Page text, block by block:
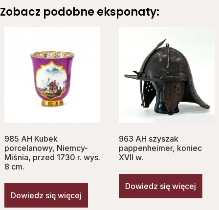
Zobacz podobne eksponaty:
985 AH Kubek
porcelanowy, Niemcy-
Miśnia, przed 1730 r. wys.
8 cm.
Dowiedz się więcej
963 AH szyszak
pappenheimer, koniec
XVII w.
Dowiedz się więcej